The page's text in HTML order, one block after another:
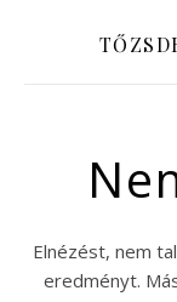
Elnézést, nem
eredményt.